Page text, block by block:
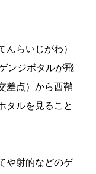
らいじがわ）
ンジボタルが飛
差点）から西鞘
タルを見ること
や射的などのゲ